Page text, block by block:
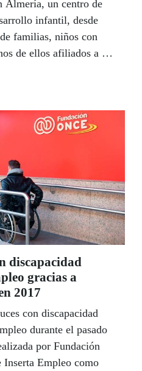
Almería, un centro de
infantil, desde
familias, niños con
de ellos afiliados a la
y se empeña por
Fue paralímpica en los
ciclista en tándem
un espíritu
en su vida.
discapacidad
gracias a
2017
con discapacidad
durante el pasado
por Fundación
Inserta Empleo como